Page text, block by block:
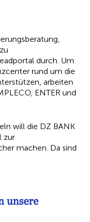
durch. Um
rund um die
arbeiten
ENTER und
will die DZ BANK
zur
machen. Da sind
unsere